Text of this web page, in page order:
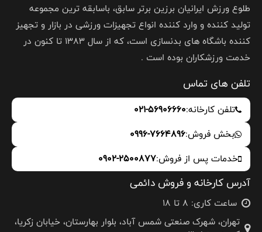
طلوع ورزش ایرانیان برزین برتر سابق، باسابقه ترین مجموعه
تولید کننده و وارد کننده انواع تجهیزات ورزشی در بازار و تجهیز
کننده باشگاه های بدنسازی است، که از سال 1383 تا کنون در
خدمت ورزشکاران بوده است .
تلفن های تماس
تلفن کارخانه:021-56906660
بخش فروش:0996-7664896
خدمات پس از فروش:0902-2500877
آدرس کارخانه و فروش دائمی
ساعت کاری: 8 تا 18
تهران، شهرک صنعتی شمس آباد، بلوار بهارستان، خیابان زکریا،